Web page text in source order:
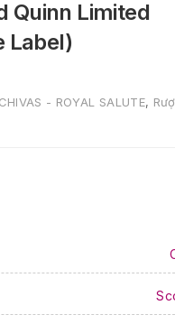
Quinn Limited
Label)
CHIVAS - ROYAL SALUTE,